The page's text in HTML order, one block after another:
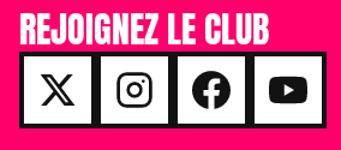
REJOIGNEZ LE CLUB